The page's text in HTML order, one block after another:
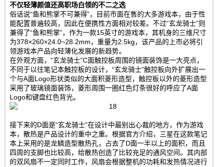
不仅轻薄颜值还高职场白领的不二之选
俗话说“鱼和熊掌不可兼得”，目前市面在售的大多游戏本，由于性
能配置普遍较高，因此在便携性方面相对较差。不过“玄龙骑士”则
兼得了“鱼和熊掌”，作为一款15英寸的游戏本，其机身的三维尺寸
为378×260×24.0~28.2mm，重量为2.5kg，该产品的上市必将引
领游戏本产品向轻薄化发展的新趋势。
在外观方面，“玄龙骑士”C面触控板周围的镜面装饰是一大亮点，
不同于以往笔记本触控板的设计，“玄龙骑士”触控板向外扩展出一
个与A面Logo形状类似的大面积菱形造型，触控板以外的菱形造型
采用了玻璃镜面装饰，菱形周围一圈红色灯条很好的呼应了A面
Logo和键盘红色背光。
接下来的D面是“玄龙骑士”在设计中最别出心裁的地方，作为游戏
本，散热是产品设计的重中之重。根据官方介绍，三星在这款笔记
本上采用的是龙鳞造型散热孔，占去了D面一半以上的面积，而且
四周的支脚也比较高，给散热创造了比较充足的通风空间。其内部
的双风扇不一定同时工作，风扇会根据整机的功耗和发热情况进行